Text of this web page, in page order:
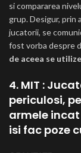
si compararea
grup. Desigur, prin
jucatorii, se
fost vorba despre
de aceea se
4. MIT :
periculosi,
armele
isi fac poze